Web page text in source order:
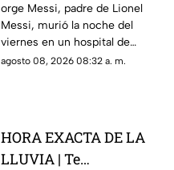
del argentino
orge Messi, padre de Lionel
Messi, murió la noche del
viernes en un hospital de
Rosario, Argentina.
agosto 08, 2026 08:32 a. m.
HORA EXACTA DE LA
LLUVIA | Te